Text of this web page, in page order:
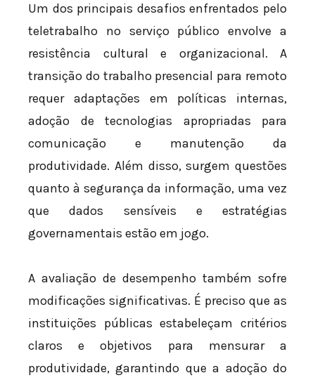
Um dos principais desafios enfrentados pelo
teletrabalho no serviço público envolve a
resistência cultural e organizacional. A
transição do trabalho presencial para remoto
requer adaptações em políticas internas,
adoção de tecnologias apropriadas para
comunicação e manutenção da
produtividade. Além disso, surgem questões
quanto à segurança da informação, uma vez
que dados sensíveis e estratégias
governamentais estão em jogo.
A avaliação de desempenho também sofre
modificações significativas. É preciso que as
instituições públicas estabeleçam critérios
claros e objetivos para mensurar a
produtividade, garantindo que a adoção do